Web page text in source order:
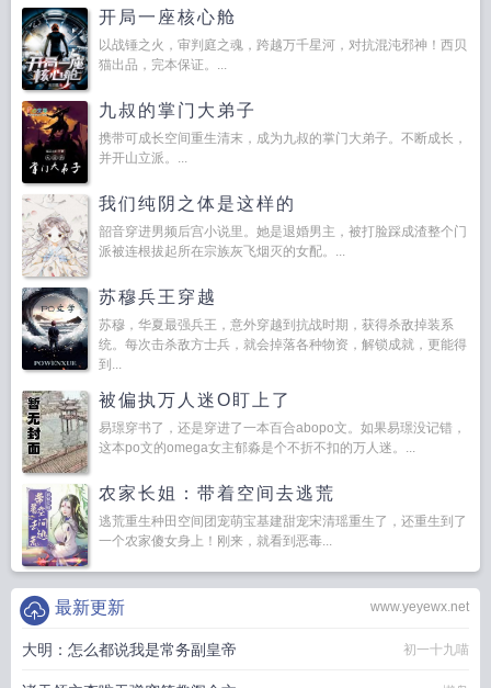
开局一座核心舱
以战锤之火，审判庭之魂，跨越万千星河，对抗混沌邪神！西贝
猫出品，完本保证。...
九叔的掌门大弟子
携带可成长空间重生清末，成为九叔的掌门大弟子。不断成长，
并开山立派。...
我们纯阴之体是这样的
韶音穿进男频后宫小说里。她是退婚男主，被打脸踩成渣整个门
派被连根拔起所在宗族灰飞烟灭的女配。...
苏穆兵王穿越
苏穆，华夏最强兵王，意外穿越到抗战时期，获得杀敌掉装系
统。每次击杀敌方士兵，就会掉落各种物资，解锁成就，更能得
到...
被偏执万人迷O盯上了
易璟穿书了，还是穿进了一本百合abopo文。如果易璟没记错，
这本po文的omega女主郁淼是个不折不扣的万人迷。...
农家长姐：带着空间去逃荒
逃荒重生种田空间团宠萌宝基建甜宠宋清瑶重生了，还重生到了
一个农家傻女身上！刚来，就看到恶毒...
www.yeyewx.net
最新更新
大明：怎么都说我是常务副皇帝 初一十九喵